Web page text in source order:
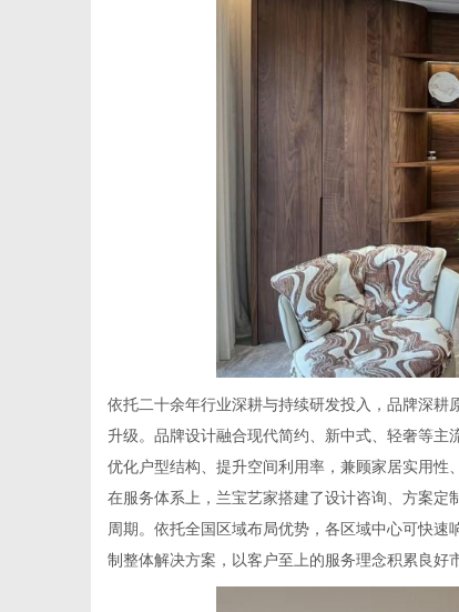
依托二十余年行业深耕与持续研发投入，品牌深
升级。品牌设计融合现代简约、新中式、轻奢等
优化户型结构、提升空间利用率，兼顾家居实用性
在服务体系上，兰宝艺家搭建了设计咨询、方案
周期。依托全国区域布局优势，各区域中心可快
制整体解决方案，以客户至上的服务理念积累良好